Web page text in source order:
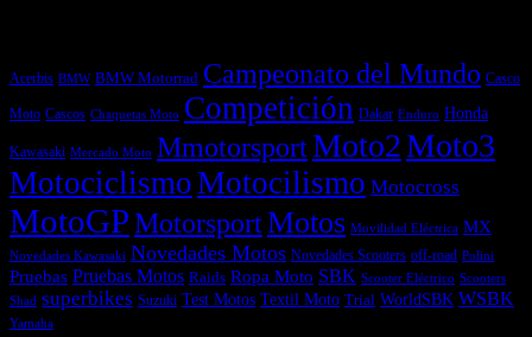
Acerbis BMW BMW Motorrad Campeonato del Mundo Casco
Moto Cascos Chaquetas Moto Competición Dakar Enduro Honda
Kawasaki Mercado Moto MmotorsportMoto2Moto3
MotociclismoMotocilismo Motocross
MotoGPMotorsportMotos Movilidad Eléctrica MX
Novedades Kawasaki Novedades Motos Novedades Scooters off-road Polini
Pruebas Pruebas Motos Raids Ropa Moto SBK Scooter Eléctrico Scooters
Shad superbikes Suzuki Test Motos Textil Moto Trial WorldSBK WSBK
Yamaha